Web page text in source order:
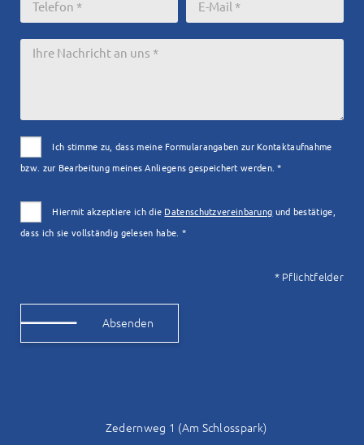
Ich stimme zu, dass meine Formularangaben zur Kontaktaufnahme
bzw. zur Bearbeitung meines Anliegens gespeichert werden. *
Hiermit akzeptiere ich die Datenschutzvereinbarung und bestätige,
dass ich sie vollständig gelesen habe. *
* Pflichtfelder
Zedernweg 1 (Am Schlosspark)